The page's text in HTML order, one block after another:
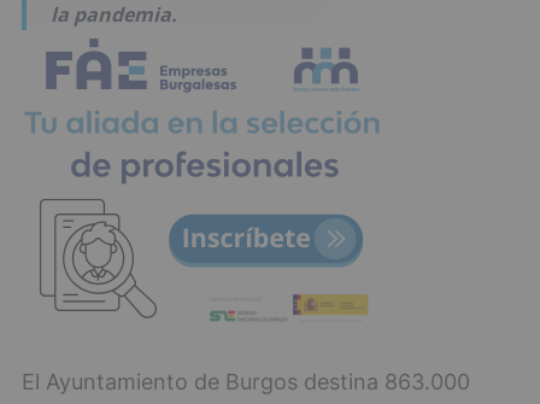
la pandemia.
El Ayuntamiento de Burgos destina 863.000